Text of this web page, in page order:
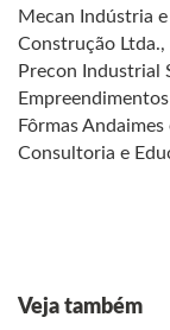
Mecan Indústria
Construção
Precon Industrial
Fôrmas
Consultoria e
Veja também